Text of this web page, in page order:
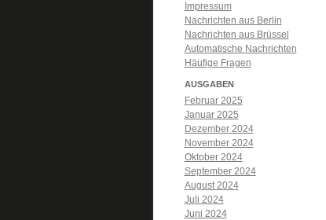
Impressum
Nachrichten aus Berlin
Nachrichten aus Brüssel
Automatische Nachrichten
Häufige Fragen
AUSGABEN
Februar 2025
Januar 2025
Dezember 2024
November 2024
Oktober 2024
September 2024
August 2024
Juli 2024
Juni 2024